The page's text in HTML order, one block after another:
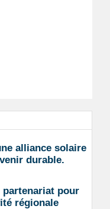
alliance solaire
durable.
pour
régionale